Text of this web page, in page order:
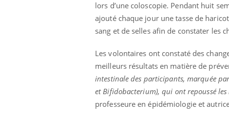
lors d’une coloscopie. Pendant huit
ajouté chaque jour une tasse de
sang et de selles afin de constater les
Les volontaires ont constaté des
meilleurs résultats en matière de
intestinale des participants, marquée
et Bifidobacterium), qui ont repoussé
professeure en épidémiologie et
Eczéma Chronique des Mains : se
préparer pour l’été !Youtube
rythme de vie ! Vacances, plage, piscine,
soleil, activités en plein air… Nos mains
Le
défis,